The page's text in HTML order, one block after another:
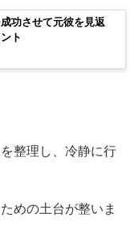
功させて元彼を見返
ト
整理し、冷静に行
めの土台が整いま